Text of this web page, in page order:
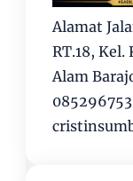
Alamat
RT.18, Kel.
Alam